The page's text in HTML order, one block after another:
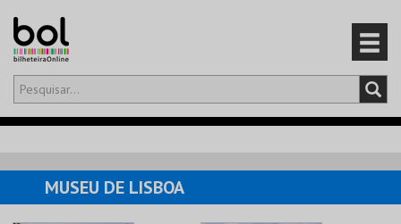
Olá,iniciar sessão
CARRINHO
EVENTOS
MUSEU DE LISBOA